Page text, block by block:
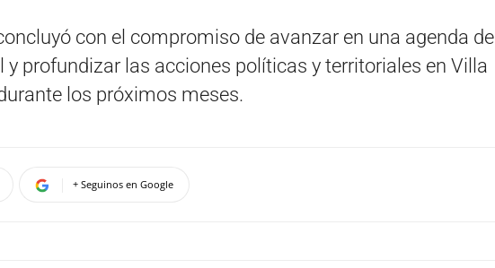
con el compromiso de avanzar en una agenda de
y profundizar las acciones políticas y territoriales en Villa
los próximos meses.
+ Seguinos en Google